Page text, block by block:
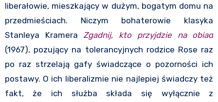
liberałowie, mieszkający w dużym, bogatym domu na
przedmieściach. Niczym bohaterowie klasyka
Stanleya Kramera Zgadnij, kto przyjdzie na obiad
(1967), pozujący na tolerancyjnych rodzice Rose raz
po raz strzelają gafy świadczące o pozorności ich
postawy. O ich liberalizmie nie najlepiej świadczy też
fakt, że ich służba składa się wyłącznie z